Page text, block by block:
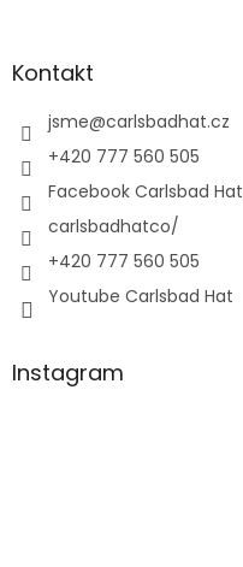
Kontakt
jsme@carlsbadhat.cz
+420 777 560 505
Facebook Carlsbad Hat
carlsbadhatco/
+420 777 560 505
Youtube Carlsbad Hat
Instagram